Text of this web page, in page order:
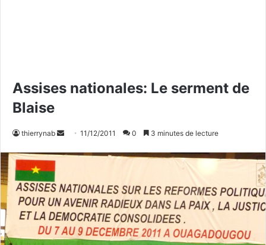
Assises nationales: Le serment de
Blaise
thierrynab
y
e
r
u
11/12/2011 0 3 minutes de lecture